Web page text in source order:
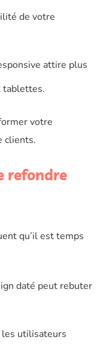
de votre
attire plus
tablettes.
votre
clients.
refondre
qu’il est temps
daté peut rebuter
les utilisateurs